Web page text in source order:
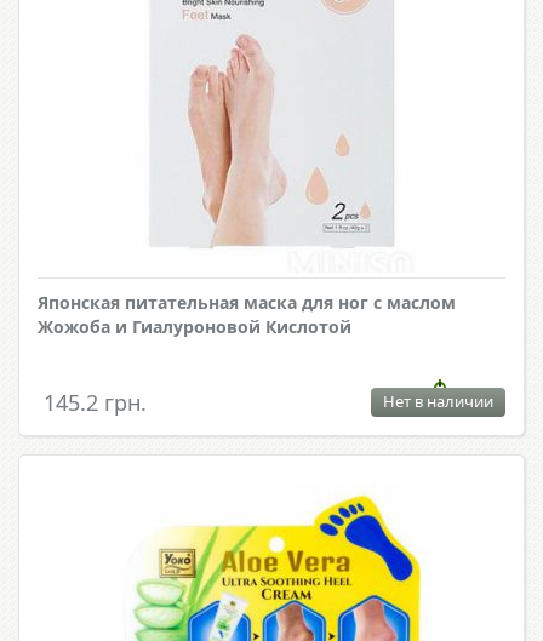
Японская питательная маска для ног с маслом
Жожоба и Гиалуроновой Кислотой
145.2 грн. Нет в наличии